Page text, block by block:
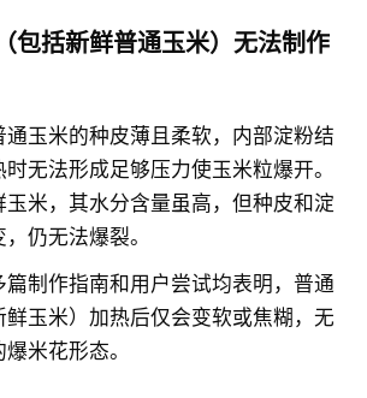
包括新鲜普通玉米）无法制作
通玉米的种皮薄且柔软，内部淀粉结
无法形成足够压力使玉米粒爆开。
玉米，其水分含量虽高，但种皮和淀
仍无法爆裂。
篇制作指南和用户尝试均表明，普通
鲜玉米）加热后仅会变软或焦糊，无
米花形态。